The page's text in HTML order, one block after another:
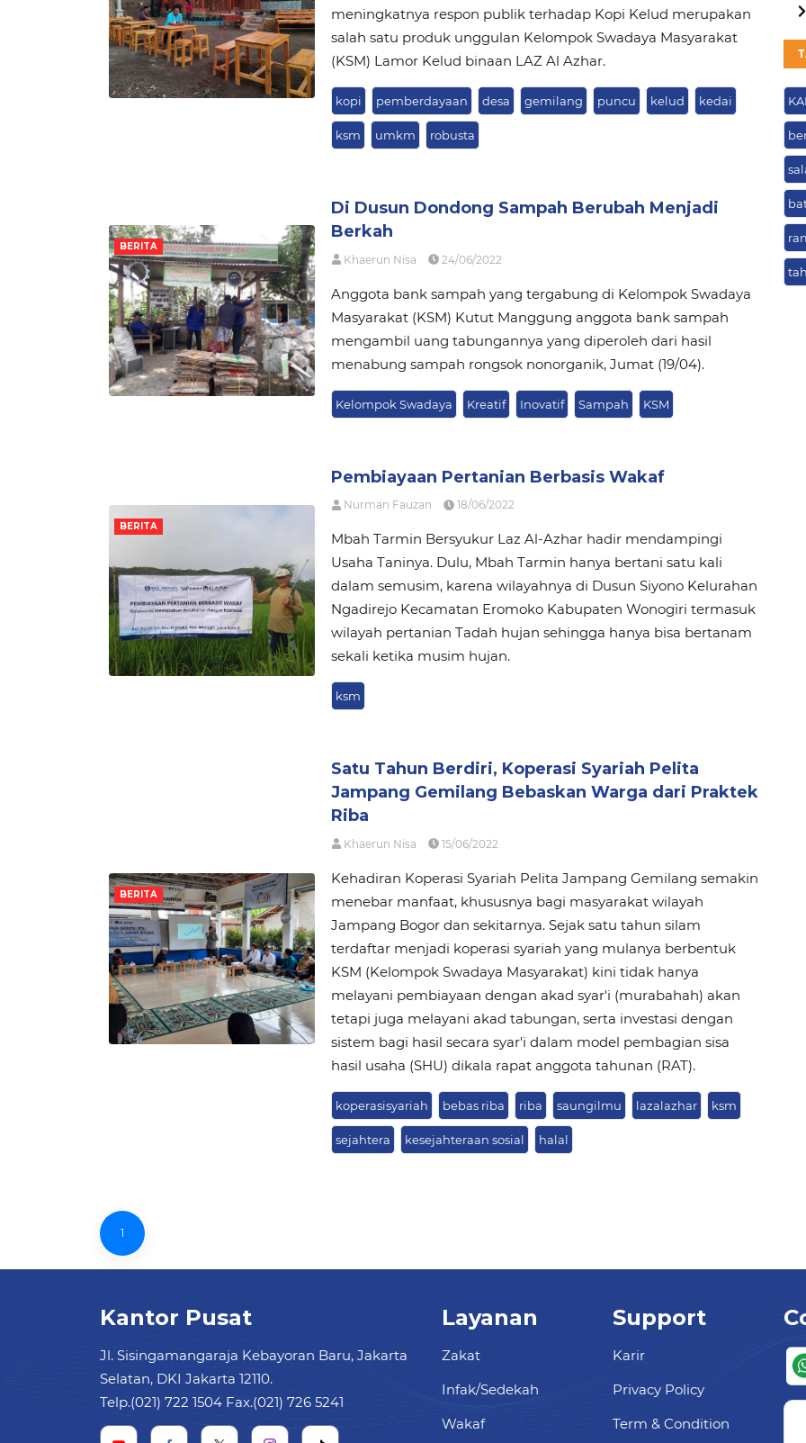
meningkatnya respon publik terhadap Kopi Kelud merupakan
salah satu produk unggulan Kelompok Swadaya Masyarakat
(KSM) Lamor Kelud binaan LAZ Al Azhar.
kopi pemberdayaan desa gemilang puncu kelud kedai
ksm umkm robusta
BERITA
Di Dusun Dondong Sampah Berubah Menjadi
Berkah
Khaerun Nisa 24/06/2022
Anggota bank sampah yang tergabung di Kelompok Swadaya
Masyarakat (KSM) Kutut Manggung anggota bank sampah
mengambil uang tabungannya yang diperoleh dari hasil
menabung sampah rongsok nonorganik, Jumat (19/04).
Kelompok Swadaya Kreatif Inovatif Sampah KSM
BERITA
Pembiayaan Pertanian Berbasis Wakaf
Nurman Fauzan 18/06/2022
Mbah Tarmin Bersyukur Laz Al-Azhar hadir mendampingi
Usaha Taninya. Dulu, Mbah Tarmin hanya bertani satu kali
dalam semusim, karena wilayahnya di Dusun Siyono Kelurahan
Ngadirejo Kecamatan Eromoko Kabupaten Wonogiri termasuk
wilayah pertanian Tadah hujan sehingga hanya bisa bertanam
sekali ketika musim hujan.
ksm
BERITA
Satu Tahun Berdiri, Koperasi Syariah Pelita
Jampang Gemilang Bebaskan Warga dari Praktek
Riba
Khaerun Nisa 15/06/2022
Kehadiran Koperasi Syariah Pelita Jampang Gemilang semakin
menebar manfaat, khususnya bagi masyarakat wilayah
Jampang Bogor dan sekitarnya. Sejak satu tahun silam
terdaftar menjadi koperasi syariah yang mulanya berbentuk
KSM (Kelompok Swadaya Masyarakat) kini tidak hanya
melayani pembiayaan dengan akad syar'i (murabahah) akan
tetapi juga melayani akad tabungan, serta investasi dengan
sistem bagi hasil secara syar'i dalam model pembagian sisa
hasil usaha (SHU) dikala rapat anggota tahunan (RAT).
koperasisyariah bebas riba riba saungilmu lazalazhar ksm
sejahtera kesejahteraan sosial halal
1
Kantor Pusat
Jl. Sisingamangaraja Kebayoran Baru, Jakarta
Selatan, DKI Jakarta 12110.
Telp.(021) 722 1504 Fax.(021) 726 5241
Layanan
Zakat
Infak/Sedekah
Wakaf
Support
Karir
Privacy Policy
Term & Condition